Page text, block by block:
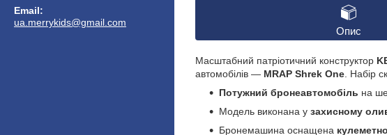
ua.merrykids@gmail.com
Опис
Масштабний патріотичний конструктор
автомобілів — MRAP Shrek One . Набір
Потужний бронеавтомобіль на
Модель виконана у захисному
Бронемашина оснащена